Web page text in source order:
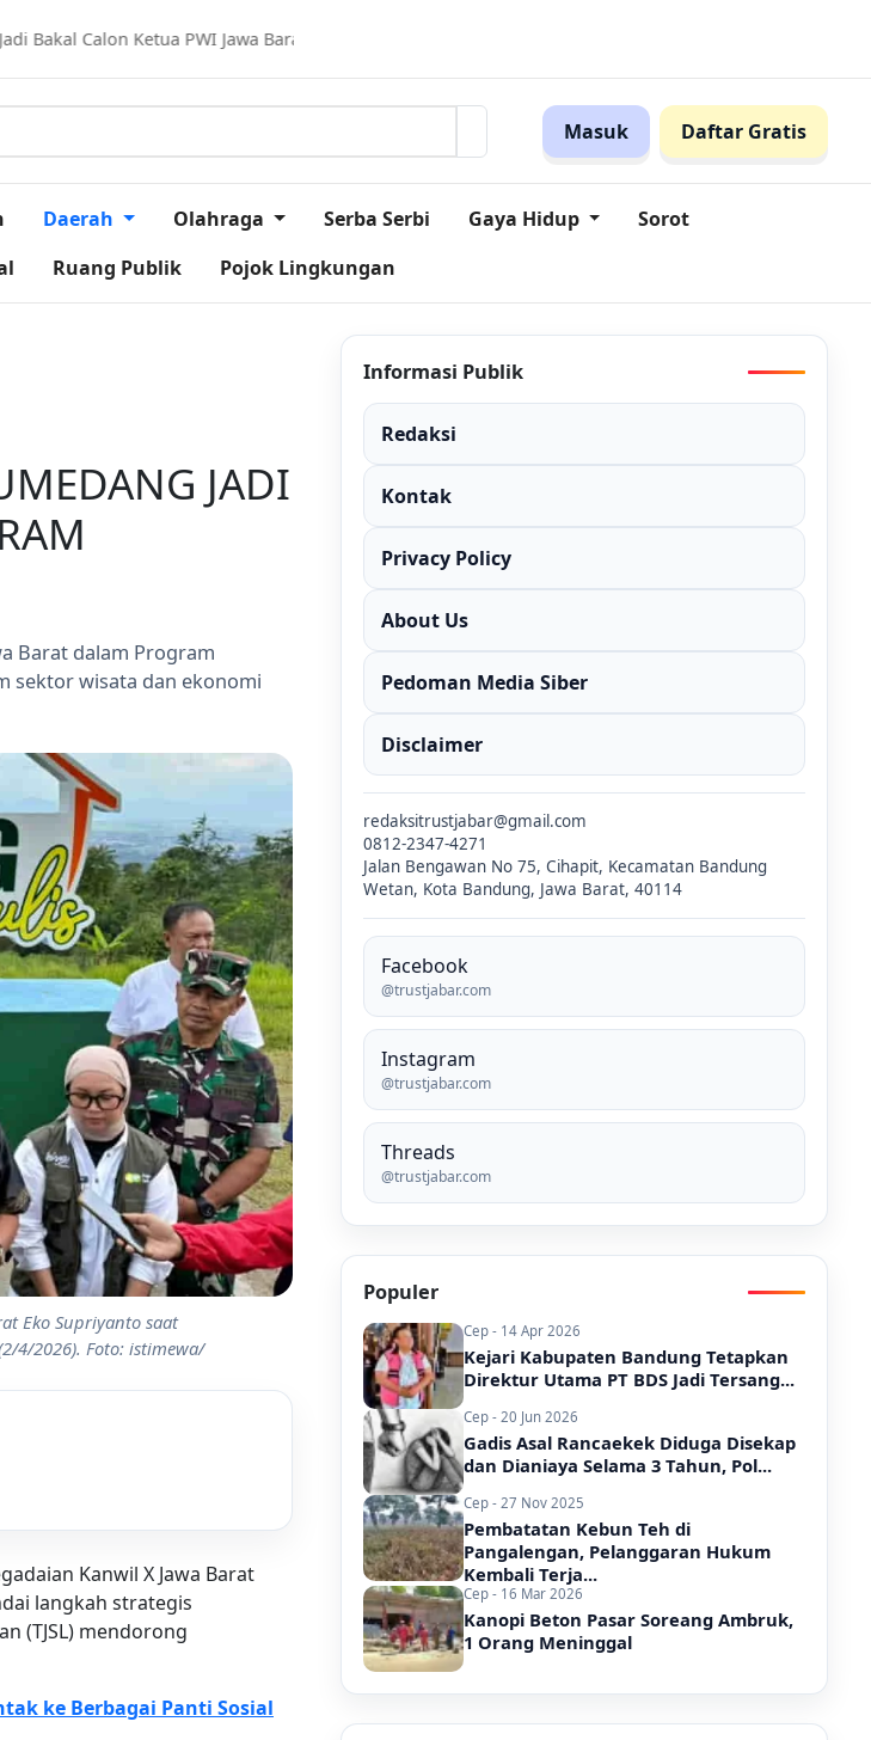
Jawa Barat, Tantan Sulthon Berkomitmen Ini!
Masuk Daftar Gratis
Daerah Olahraga Serba Serbi Gaya Hidup
Sorot
Ruang Publik Pojok Lingkungan
JADI
Barat dalam Program
sektor wisata dan ekonomi
Eko Supriyanto saat
4/2026). Foto: istimewa/
Kanwil X Jawa Barat
langkah strategis
(TJSL) mendorong
ke Berbagai Panti Sosial
Informasi Publik
Redaksi
Kontak
Privacy Policy
About Us
Pedoman Media Siber
Disclaimer
redaksitrustjabar@gmail.com
0812-2347-4271
Jalan Bengawan No 75, Cihapit, Kecamatan Bandung
Wetan, Kota Bandung, Jawa Barat, 40114
Facebook
@trustjabar.com
Instagram
@trustjabar.com
Threads
@trustjabar.com
Populer
Cep - 14 Apr 2026
Kejari Kabupaten Bandung Tetapkan
Direktur Utama PT BDS Jadi Tersang...
Cep - 20 Jun 2026
Gadis Asal Rancaekek Diduga Disekap
dan Dianiaya Selama 3 Tahun, Pol...
Cep - 27 Nov 2025
Pembatatan Kebun Teh di
Pangalengan, Pelanggaran Hukum
Kembali Terja...
Cep - 16 Mar 2026
Kanopi Beton Pasar Soreang Ambruk,
1 Orang Meninggal